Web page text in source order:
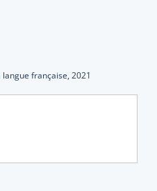
française, 2021